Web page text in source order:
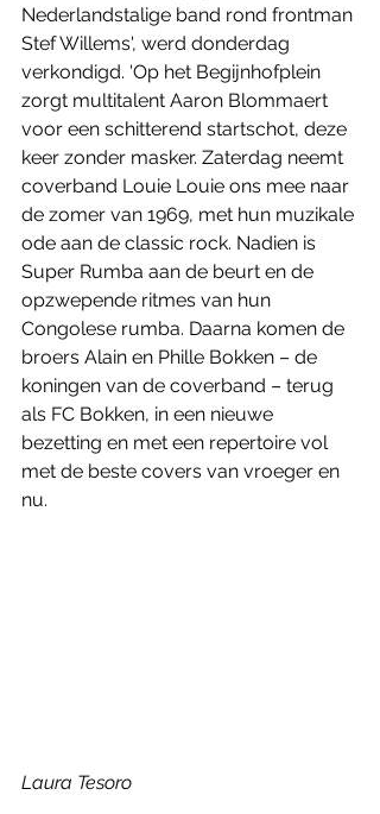
Nederlandstalige band rond frontman
Stef Willems', werd donderdag
verkondigd. 'Op het Begijnhofplein
zorgt multitalent Aaron Blommaert
voor een schitterend startschot, deze
keer zonder masker. Zaterdag neemt
coverband Louie Louie ons mee naar
de zomer van 1969, met hun muzikale
ode aan de classic rock. Nadien is
Super Rumba aan de beurt en de
opzwepende ritmes van hun
Congolese rumba. Daarna komen de
broers Alain en Phille Bokken – de
koningen van de coverband – terug
als FC Bokken, in een nieuwe
bezetting en met een repertoire vol
met de beste covers van vroeger en
nu.
Laura Tesoro